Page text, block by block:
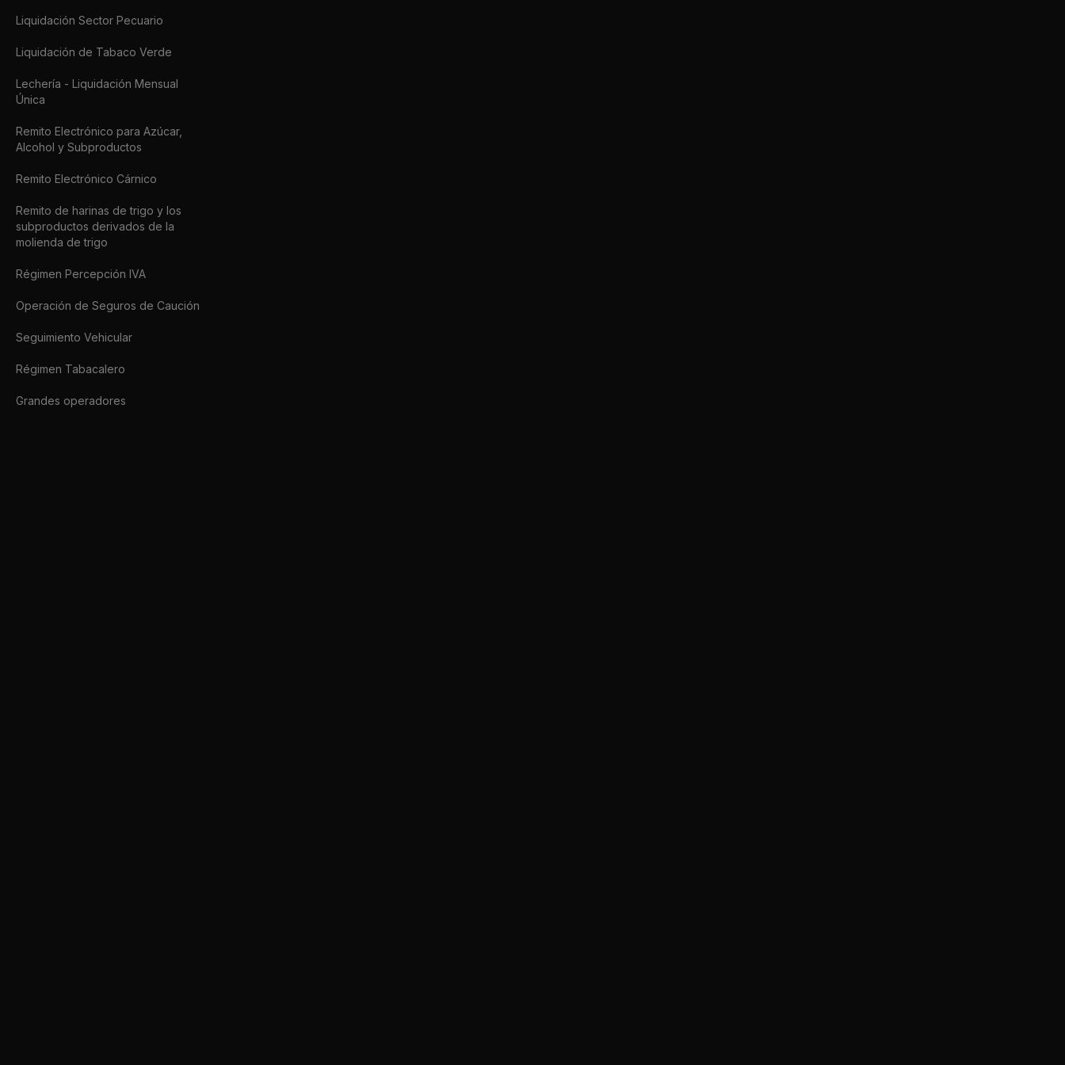
Liquidación Sector Pecuario
Liquidación de Tabaco Verde
Lechería - Liquidación Mensual
Única
Remito Electrónico para Azúcar,
Alcohol y Subproductos
Remito Electrónico Cárnico
Remito de harinas de trigo y los
subproductos derivados de la
molienda de trigo
Régimen Percepción IVA
Operación de Seguros de Caución
Seguimiento Vehicular
Régimen Tabacalero
Grandes operadores